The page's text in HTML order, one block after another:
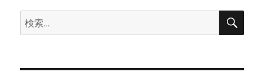
ン
検
索:
検